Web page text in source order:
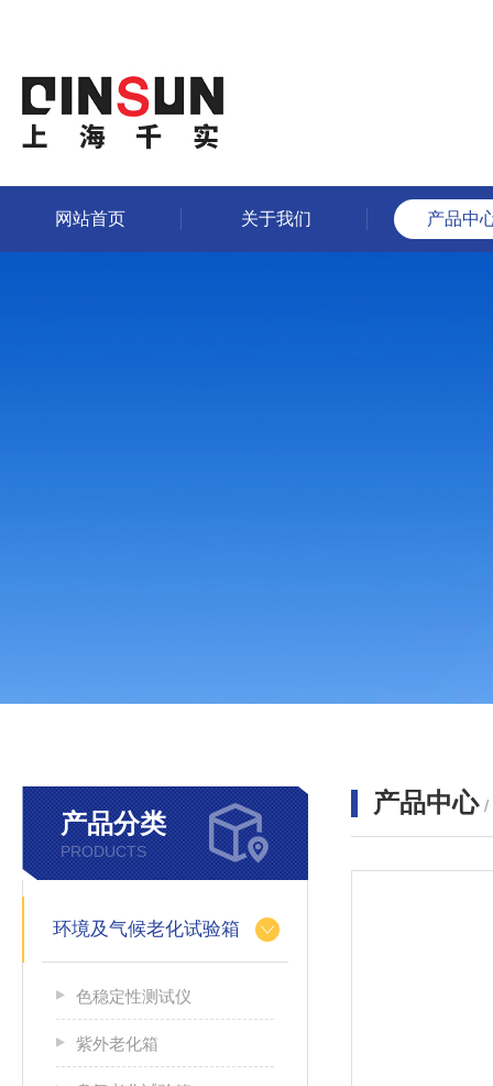
网站首页 关于我们 产品中
产品分类
PRODUCTS
环境及气候老化试验箱
色稳定性测试仪
紫外老化箱
产品中心 /